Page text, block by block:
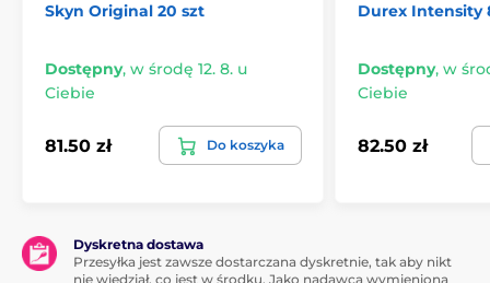
Skyn Original 20 szt
Dostępny, w środę 12. 8. u
Ciebie
81.50 zł Do koszyka
Durex Intensity
Dostępny, w
Ciebie
82.50 zł
Dyskretna dostawa
Przesyłka jest zawsze dostarczana dyskretnie, tak aby nikt
nie wiedział, co jest w środku. Jako nadawca wymieniona